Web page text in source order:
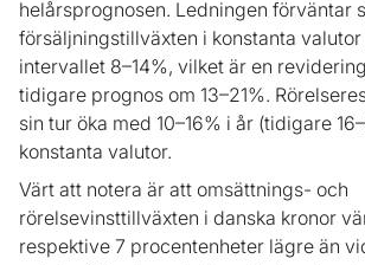
helårsprognosen. Ledningen förväntar
försäljningstillväxten i konstanta
intervallet 8–14%, vilket är en
tidigare prognos om 13–21%.
sin tur öka med 10–16% i år (tidigare
konstanta valutor.
Värt att notera är att omsättnings- och
rörelsevinsttillväxten i danska kronor
respektive 7 procentenheter lägre än